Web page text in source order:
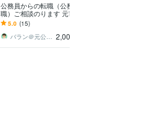
公務員からの転職（公務員への転
職）ご相談のります 元市役所職
員にお気軽お悩み相談！
5.0 (15)
バラン＠元公務員サラリーマン 2,000